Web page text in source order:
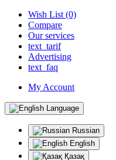
Wish List (0)
Compare
Our services
text_tarif
Advertising
text_faq
My Account
Language
Russian
English
Қазақ